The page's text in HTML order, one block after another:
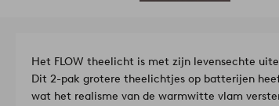
Het FLOW theelicht is met zijn levensechte
Dit 2-pak grotere theelichtjes op batterijen
wat het realisme van de warmwitte vlam